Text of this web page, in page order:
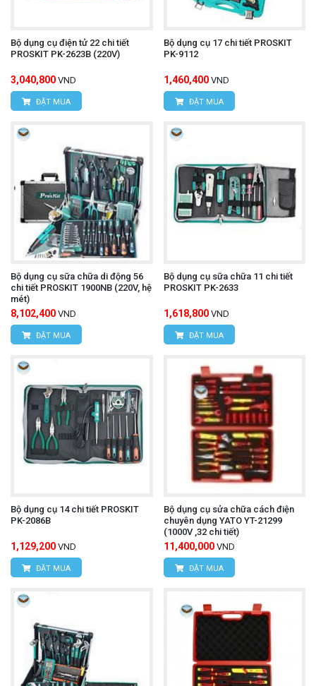
Bộ dụng cụ điện tử 22 chi tiết
PROSKIT PK-2623B (220V)
3,040,800 VND
ĐẶT MUA
Bộ dụng cụ 17 chi tiết PROSKIT
PK-9112
1,460,400 VND
ĐẶT MUA
Bộ dụng cụ sữa chữa di động 56
chi tiết PROSKIT 1900NB (220V, hệ
mét)
8,102,400 VND
ĐẶT MUA
Bộ dụng cụ sữa chữa 11 chi tiết
PROSKIT PK-2633
1,618,800 VND
ĐẶT MUA
Bộ dụng cụ 14 chi tiết PROSKIT
PK-2086B
1,129,200 VND
ĐẶT MUA
Bộ dụng cụ sửa chữa cách điện
chuyên dụng YATO YT-21299
(1000V ,32 chi tiết)
11,400,000 VND
ĐẶT MUA